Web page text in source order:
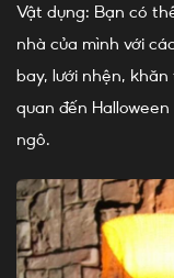
Vật dụng: Bạn có
nhà của mình với
bay, lưới nhện,
quan đến
ngô.